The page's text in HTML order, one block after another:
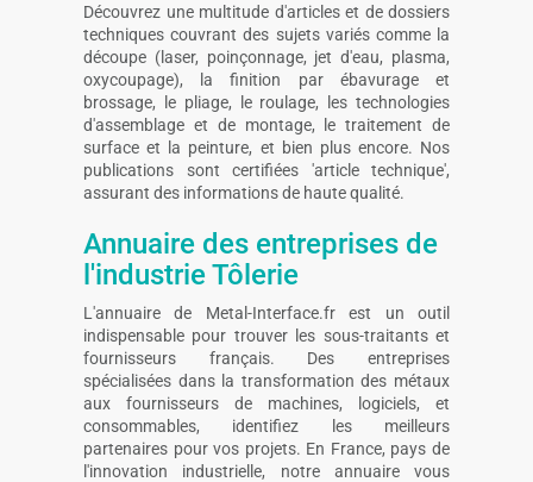
Découvrez une multitude d'articles et de dossiers
techniques couvrant des sujets variés comme la
découpe (laser, poinçonnage, jet d'eau, plasma,
oxycoupage), la finition par ébavurage et
brossage, le pliage, le roulage, les technologies
d'assemblage et de montage, le traitement de
surface et la peinture, et bien plus encore. Nos
publications sont certifiées 'article technique',
assurant des informations de haute qualité.
Annuaire des entreprises de
l'industrie Tôlerie
L'annuaire de Metal-Interface.fr est un outil
indispensable pour trouver les sous-traitants et
fournisseurs français. Des entreprises
spécialisées dans la transformation des métaux
aux fournisseurs de machines, logiciels, et
consommables, identifiez les meilleurs
partenaires pour vos projets. En France, pays de
l'innovation industrielle, notre annuaire vous